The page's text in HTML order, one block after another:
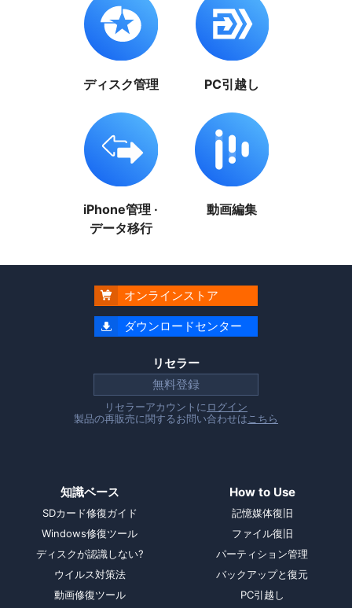
ディスク管理 PC引越し
iPhone管理 ·
データ移行
動画編集
 オンラインストア
 ダウンロードセンター
リセラー
無料登録
リセラーアカウントに ログイン
製品の再販売に関するお問い合わせは こちら
知識ベース
SDカード修復ガイド
Windows修復ツール
ディスクが認識しない?
ウイルス対策法
動画修復ツール
How to Use
記憶媒体復旧
ファイル復旧
パーティション管理
バックアップと復元
PC引越し